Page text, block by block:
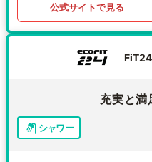
公式サイトで見る
FiT24
充実と満
シャワー